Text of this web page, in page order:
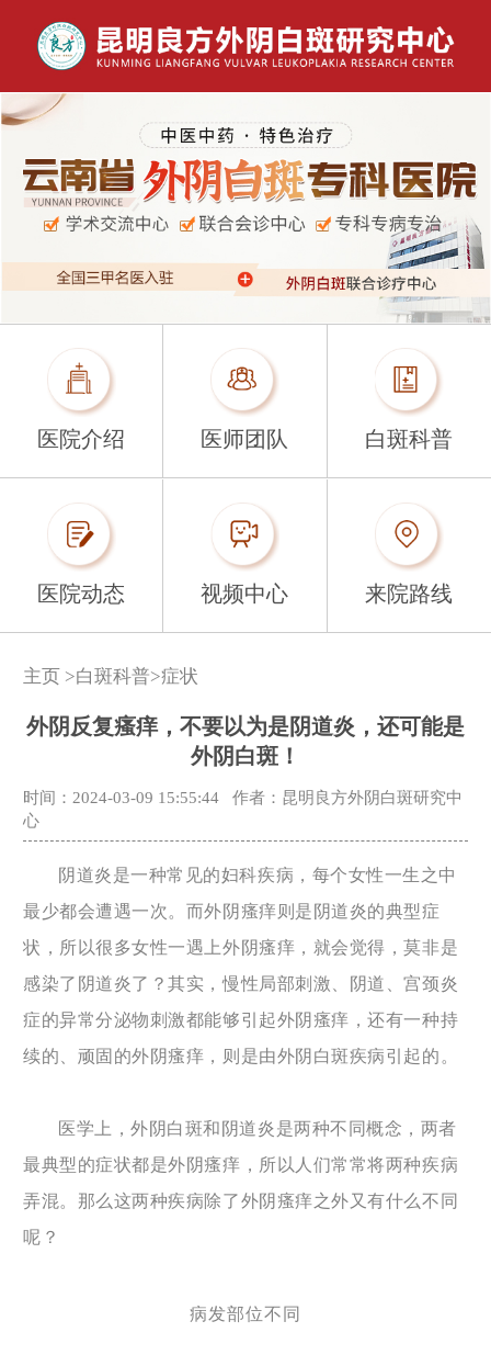
医院介绍 医师团队 白斑科普
医院动态 视频中心 来院路线
主页 >白斑科普>症状
外阴反复瘙痒，不要以为是阴道炎，还可能是
外阴白斑！
时间：2024-03-09 15:55:44
作者：昆明良方外阴白斑研究中
心
阴道炎是一种常见的妇科疾病，每个女性一生之中
最少都会遭遇一次。而外阴瘙痒则是阴道炎的典型症
状，所以很多女性一遇上外阴瘙痒，就会觉得，莫非是
感染了阴道炎了？其实，慢性局部刺激、阴道、宫颈炎
症的异常分泌物刺激都能够引起外阴瘙痒，还有一种持
续的、顽固的外阴瘙痒，则是由外阴白斑疾病引起的。
医学上，外阴白斑和阴道炎是两种不同概念，两者
最典型的症状都是外阴瘙痒，所以人们常常将两种疾病
弄混。那么这两种疾病除了外阴瘙痒之外又有什么不同
呢？
病发部位不同